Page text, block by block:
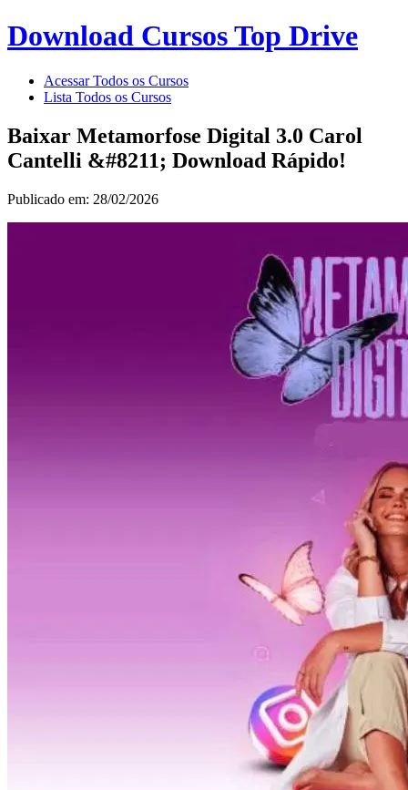
Download Cursos Top Drive
Acessar Todos os Cursos
Lista Todos os Cursos
Baixar Metamorfose Digital 3.0 Carol
Cantelli &#8211; Download Rápido!
Publicado em: 28/02/2026